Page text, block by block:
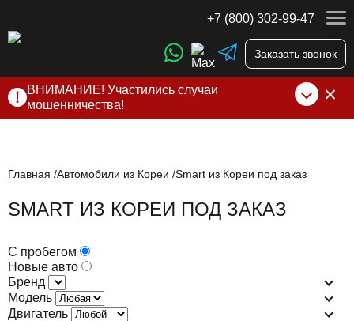
+7 (800) 302-99-47
Заказать звонок
ВНИМАНИЕ! Участились случаи
мошенничества!
нами по официальнымконтактам , указанным в соц сетях
Главная Автомобили из Кореи Smart из Кореи под заказ
SMART ИЗ КОРЕИ ПОД ЗАКАЗ
С пробегом
Новые авто
Бренд
Модель
Двигатель